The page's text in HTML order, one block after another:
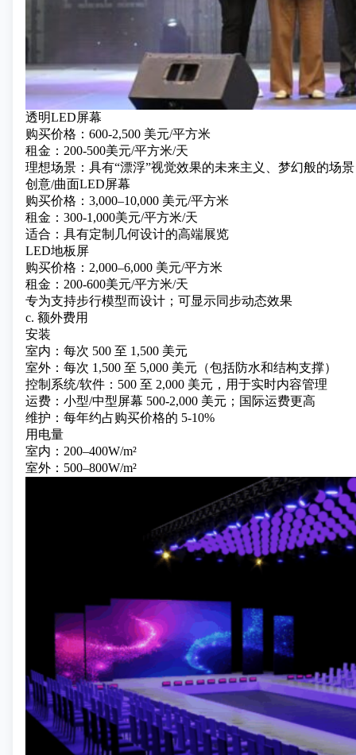
透明LED屏幕
购买价格：600-2,500 美元/平方米
租金：200-500美元/平方米/天
理想场景：具有“漂浮”视觉效果的未来主义、梦幻般的场景
创意/曲面LED屏幕
购买价格：3,000–10,000 美元/平方米
租金：300-1,000美元/平方米/天
适合：具有定制几何设计的高端展览
LED地板屏
购买价格：2,000–6,000 美元/平方米
租金：200-600美元/平方米/天
专为支持步行模型而设计；可显示同步动态效果
c. 额外费用
安装
室内：每次 500 至 1,500 美元
室外：每次 1,500 至 5,000 美元（包括防水和结构支撑）
控制系统/软件：500 至 2,000 美元，用于实时内容管理
运费：小型/中型屏幕 500-2,000 美元；国际运费更高
维护：每年约占购买价格的 5-10%
用电量
室内：200–400W/m²
室外：500–800W/m²